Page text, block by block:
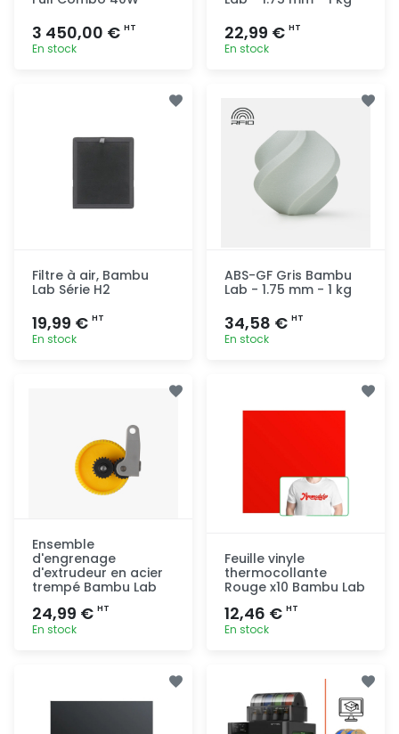
3 450,00 € HT
En stock
22,99 € HT
En stock
Filtre à air, Bambu
Lab Série H2
19,99 € HT
En stock
ABS-GF Gris Bambu
Lab - 1.75 mm - 1 kg
34,58 € HT
En stock
Ensemble
d'engrenage
d'extrudeur en acier
trempé Bambu Lab
24,99 € HT
En stock
Feuille vinyle
thermocollante
Rouge x10 Bambu Lab
12,46 € HT
En stock